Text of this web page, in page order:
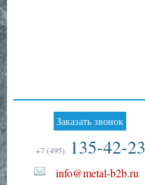
Заказать звонок
+7 (495) 135-42-23
info@metal-b2b.ru